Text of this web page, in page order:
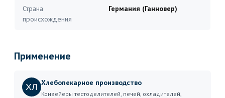
Страна
происхождения
Германия (Ганновер)
Применение
ХЛ Хлебопекарное производство
Конвейеры тестоделителей, печей, охладителей,